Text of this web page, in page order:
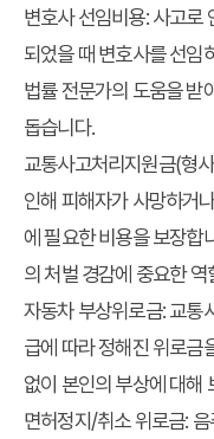
변호사 선임비용: 사고로
되었을 때 변호사를 선임
법률 전문가의 도움을 받
돕습니다.
교통사고처리지원금(형
인해 피해자가 사망하거
에 필요한 비용을 보장합
의 처벌 경감에 중요한 역
자동차 부상위로금: 교통
급에 따라 정해진 위로금
없이 본인의 부상에 대해
면허정지/취소 위로금: